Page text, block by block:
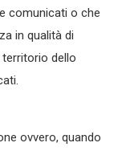
comunicati o che
in qualità di
dello
ovvero, quando